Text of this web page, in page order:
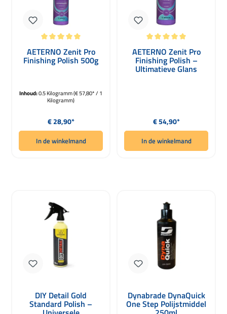
Gemiddelde waardering van 5 van 5 sterren
AETERNO Zenit Pro
Finishing Polish 500g
Inhoud:0.5 Kilogramm(€ 57,80* / 1
Kilogramm)
Normale prijs:
€ 28,90*
In de winkelmand
Gemiddelde waardering van 5 van
AETERNO Zenit Pro
Finishing Polish –
Ultimatieve Glans
Normale prijs:
€ 54,90*
In de winkelmand
DIY Detail Gold
Standard Polish –
Dynabrade DynaQuick
One Step Polijstmiddel